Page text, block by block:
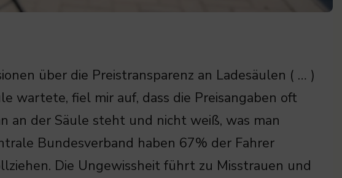
über die Preistransparenz an Ladesäulen ( … )
wartete, fiel mir auf, dass die Preisangaben oft
an der Säule steht und nicht weiß, was man
Bundesverband haben 67% der Fahrer
Die Ungewissheit führt zu Misstrauen und